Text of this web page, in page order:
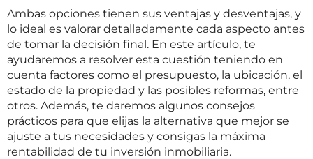
Ambas opciones tienen sus ventajas y desventajas, y
lo ideal es valorar detalladamente cada aspecto antes
de tomar la decisión final. En este artículo, te
ayudaremos a resolver esta cuestión teniendo en
cuenta factores como el presupuesto, la ubicación, el
estado de la propiedad y las posibles reformas, entre
otros. Además, te daremos algunos consejos
prácticos para que elijas la alternativa que mejor se
ajuste a tus necesidades y consigas la máxima
rentabilidad de tu inversión inmobiliaria.